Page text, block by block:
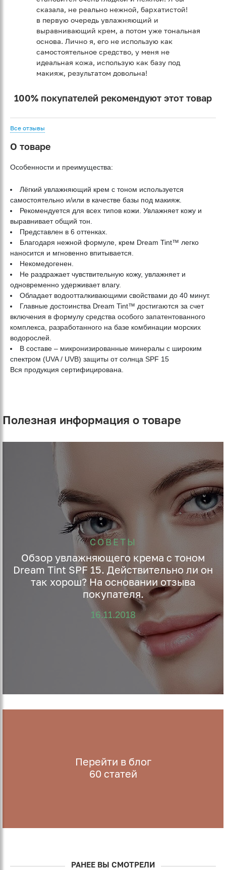
сказала, не реально нежной, бархатистой!
в первую очередь увлажняющий и
выравнивающий крем, а потом уже тональная
основа. Лично я, его не использую как
самостоятельное средство, у меня не
идеальная кожа, использую как базу под
макияж, результатом довольна!
100% покупателей рекомендуют этот товар
Все отзывы
О товаре
Особенности и преимущества:
Лёгкий увлажняющий крем с тоном используется
самостоятельно и/или в качестве базы под макияж.
Рекомендуется для всех типов кожи. Увлажняет кожу и
выравнивает общий тон.
Представлен в 6 оттенках.
Благодаря нежной формуле, крем Dream Tint™ легко
наносится и мгновенно впитывается.
Некомедогенен.
Не раздражает чувствительную кожу, увлажняет и
одновременно удерживает влагу.
Обладает водоотталкивающими свойствами до 40 минут.
Главные достоинства Dream Tint™ достигаются за счет
включения в формулу средства особого запатентованного
комплекса, разработанного на базе комбинации морских
водорослей.
В составе – микронизированные минералы с широким
спектром (UVA / UVB) защиты от солнца SPF 15
Вся продукция сертифицирована.
Полезная информация о товаре
СОВЕТЫ
Обзор увлажняющего крема с тоном
Dream Tint SPF 15. Действительно ли он
так хорош? На основании отзыва
покупателя.
16.11.2018
Перейти в блог
60статей
РАНЕЕ ВЫ СМОТРЕЛИ